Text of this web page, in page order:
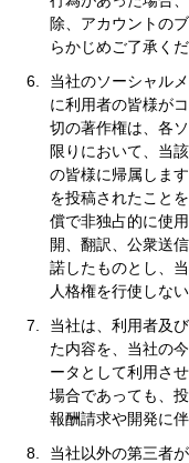
除、アカウントの
らかじめご了承くだ
当社のソーシャル
に利用者の皆様が
切の著作権は、各
限りにおいて、当
の皆様に帰属しま
を投稿されたこと
償で非独占的に使
開、翻訳、公衆送
諾したものとし、
人格権を行使しな
当社は、利用者及
た内容を、当社の
ータとして利用さ
場合であっても、
報酬請求や開発に
当社以外の第三者